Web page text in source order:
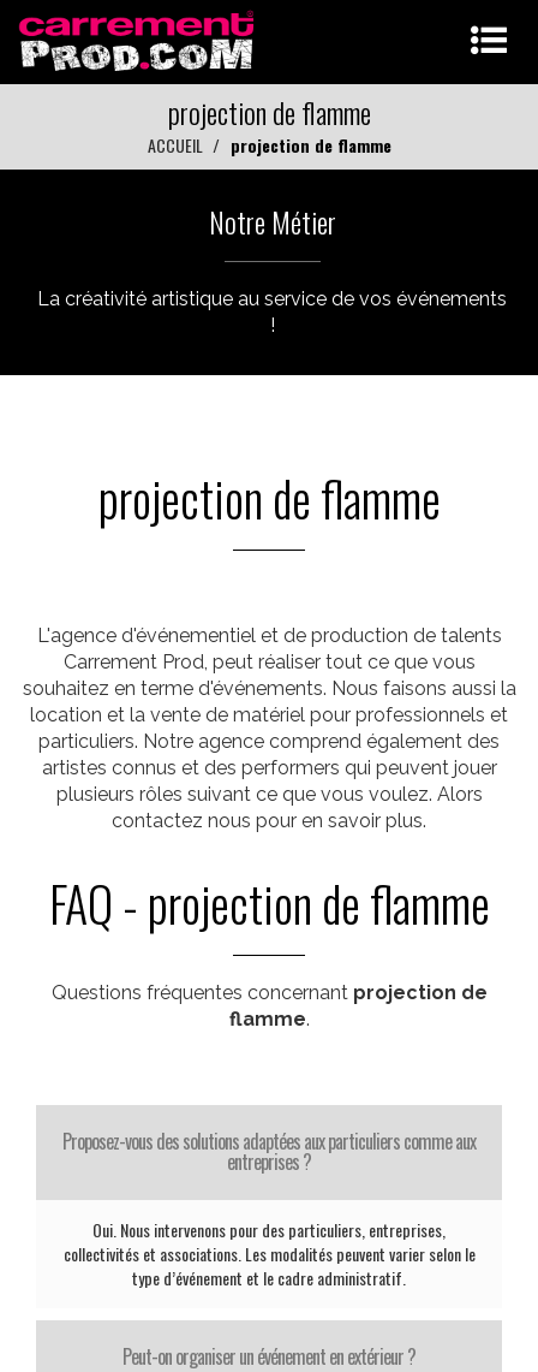
projection de flamme
ACCUEIL projection de flamme
Notre Métier
La créativité artistique au service de vos événements
!
projection de flamme
L'agence d'événementiel et de production de talents
Carrement Prod, peut réaliser tout ce que vous
souhaitez en terme d'événements. Nous faisons aussi la
location et la vente de matériel pour professionnels et
particuliers. Notre agence comprend également des
artistes connus et des performers qui peuvent jouer
plusieurs rôles suivant ce que vous voulez. Alors
contactez nous pour en savoir plus.
FAQ - projection de flamme
Questions fréquentes concernant projection de
flamme.
Proposez-vous des solutions adaptées aux particuliers comme aux
entreprises ?
Oui. Nous intervenons pour des particuliers, entreprises,
collectivités et associations. Les modalités peuvent varier selon le
type d’événement et le cadre administratif.
Peut-on organiser un événement en extérieur ?